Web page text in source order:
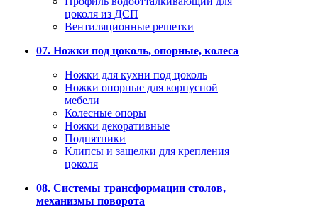
цоколя из ДСП
Вентиляционные решетки
07. Ножки под цоколь, опорные, колеса
Ножки для кухни под цоколь
Ножки опорные для корпусной
мебели
Колесные опоры
Ножки декоративные
Подпятники
Клипсы и защелки для крепления
цоколя
08. Системы трансформации столов,
механизмы поворота